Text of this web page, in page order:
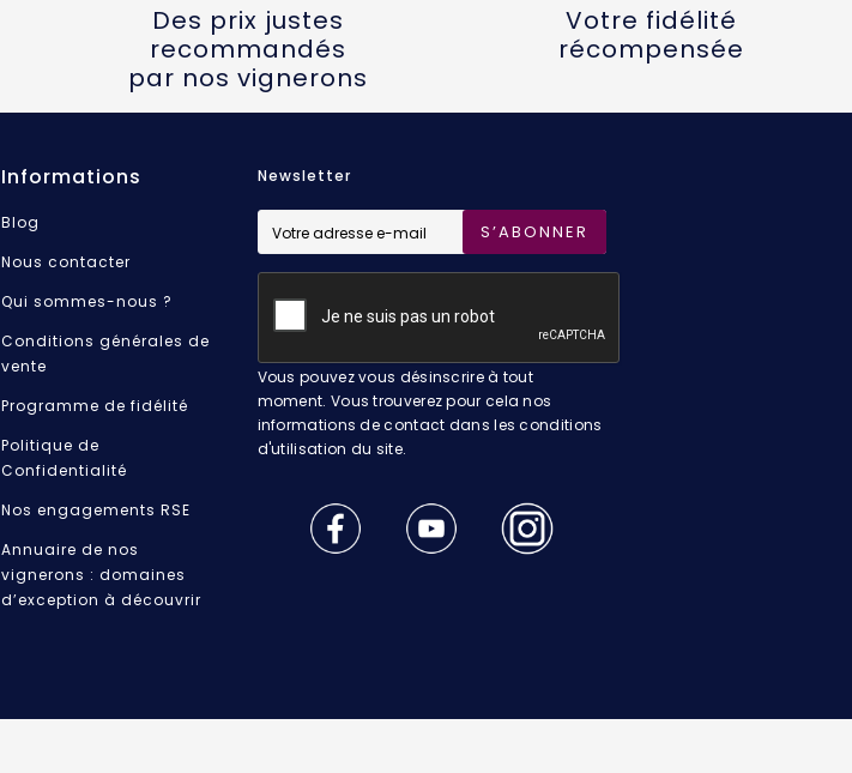
Des prix justes
recommandés
par nos vignerons
Votre fidélité
récompensée
Informations
Blog
Nous contacter
Qui sommes-nous ?
Conditions générales de
vente
Programme de fidélité
Politique de
Confidentialité
Nos engagements RSE
Annuaire de nos
vignerons : domaines
d’exception à découvrir
Newsletter
S’ABONNER
Vous pouvez vous désinscrire à tout
moment. Vous trouverez pour cela nos
informations de contact dans les conditions
d'utilisation du site.